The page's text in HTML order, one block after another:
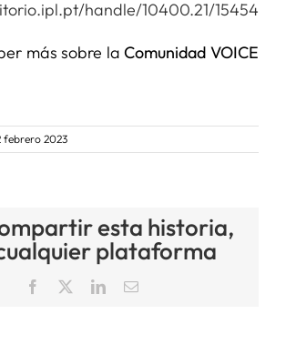
handle/10400.21/15454
más sobre laComunidad VOICE
febrero 2023
esta historia,
plataforma
Facebook LinkedInCorreo